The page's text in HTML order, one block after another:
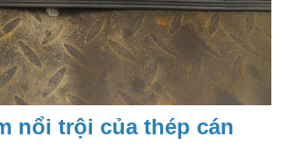
nổi trội của thép cán